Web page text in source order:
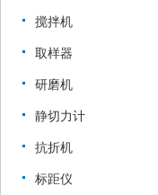
搅拌机
取样器
研磨机
静切力计
抗折机
标距仪